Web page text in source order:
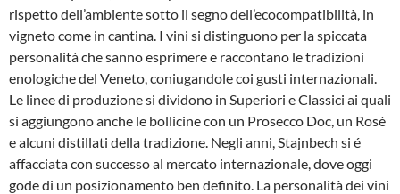
rispetto dell’ambiente sotto il segno dell’ecocompatibilità, in
vigneto come in cantina. I vini si distinguono per la spiccata
personalità che sanno esprimere e raccontano le tradizioni
enologiche del Veneto, coniugandole coi gusti internazionali.
Le linee di produzione si dividono in Superiori e Classici ai quali
si aggiungono anche le bollicine con un Prosecco Doc, un Rosè
e alcuni distillati della tradizione. Negli anni, Stajnbech si é
affacciata con successo al mercato internazionale, dove oggi
gode di un posizionamento ben definito. La personalità dei vini